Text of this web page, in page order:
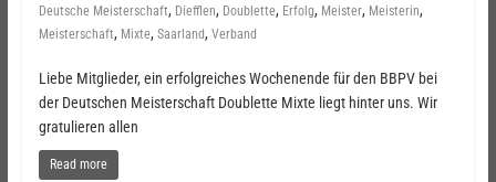
Deutsche Meisterschaft, Diefflen, Doublette, Erfolg, Meister, Meisterin,
Meisterschaft, Mixte, Saarland, Verband
Liebe Mitglieder, ein erfolgreiches Wochenende für den BBPV bei
der Deutschen Meisterschaft Doublette Mixte liegt hinter uns. Wir
gratulieren allen
Read more